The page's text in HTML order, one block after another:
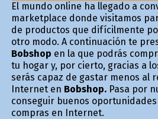
El mundo online ha llegado a
marketplace donde visitamos
de productos que difícilmente
otro modo. A continuación te
Bobshop en la que podrás
tu hogar y, por cierto, gracias a
serás capaz de gastar menos al
Internet en Bobshop.Pasa por
conseguir buenos
compras en Internet.